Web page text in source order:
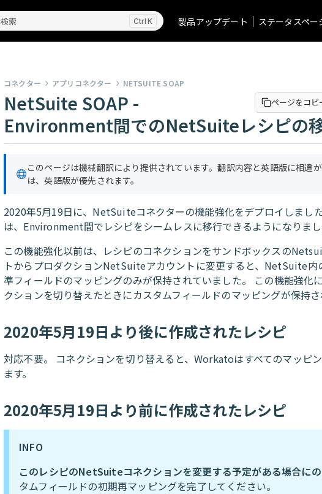
検索 K 製品アップデート ステータスペー
コネクター アプリコネクター NETSUITE SOAP
NetSuite SOAP -
Environment間でのNetSuiteレシピの
このページは機械翻訳により提供されています。翻訳内容と英語版に相違
は、英語版が優先されます。
ページをコピ
2020年5月19日に、NetSuiteコネクターの機能強化をデプロイしまし
は、Environment間でレシピをシームレスに移行できるようになりまし
この機能強化以前は、レシピのコネクションをサンドボックスの
トからプロダクションNetSuiteアカウントに変更すると、NetSuite内
準フィールドのマッピングのみが保持されていました。 この機能強化
クションを切り替えたときにカスタムフィールドのマッピングが保持さ
2020年5月19日より後に作成されたレシピ
対応不要。 コネクションを切り替えると、Workatoはすべてのマッピ
ます。
2020年5月19日より前に作成されたレシピ
INFO
このレシピのNetSuiteコネクションを変更する予定がある場合にの
タムフィールドの初期再マッピングを完了してください。